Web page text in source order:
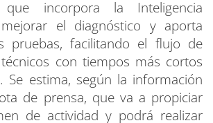
que incorpora la Inteligencia
el diagnóstico y aporta
pruebas, facilitando el flujo de
con tiempos más cortos
Se estima, según la información
de prensa, que va a propiciar
de actividad y podrá realizar